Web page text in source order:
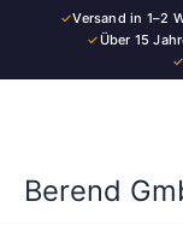
✓Versand in 1–2
✓Über 15
Berend